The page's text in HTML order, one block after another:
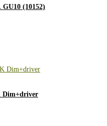
(10152)
Dim+driver